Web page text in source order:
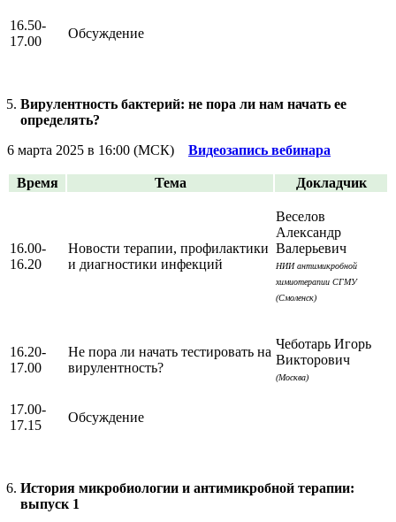
16.50-
17.00
Обсуждение
Вирулентность бактерий: не пора ли нам начать ее
определять?
6 марта 2025 в 16:00 (МСК) Видеозапись вебинара
Время Тема Докладчик
16.00-
16.20
Новости терапии, профилактики
и диагностики инфекций
Веселов
Александр
Валерьевич
НИИ антимикробной
химиотерапии СГМУ
(Смоленск)
16.20-
17.00
Не пора ли начать тестировать на
вирулентность?
Чеботарь Игорь
Викторович
(Москва)
17.00-
17.15
Обсуждение
История микробиологии и антимикробной терапии:
выпуск 1